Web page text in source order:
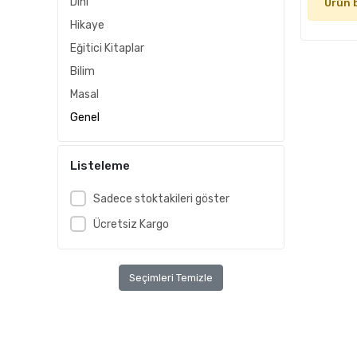
Hikaye
Eğitici Kitaplar
Bilim
Masal
Genel
Listeleme
Sadece stoktakileri göster
Ücretsiz Kargo
Seçimleri Temizle
Ürün